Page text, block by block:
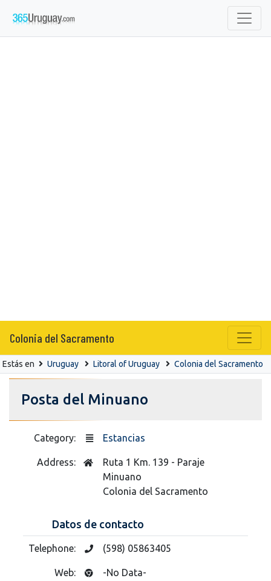
Colonia del Sacramento
Estás en Uruguay Litoral of Uruguay Colonia del Sacramento
Posta del Minuano
Category: Estancias
Address:
Ruta 1 Km. 139 - Paraje
Minuano
Colonia del Sacramento
Datos de contacto
Telephone: (598) 05863405
Web: -No Data-